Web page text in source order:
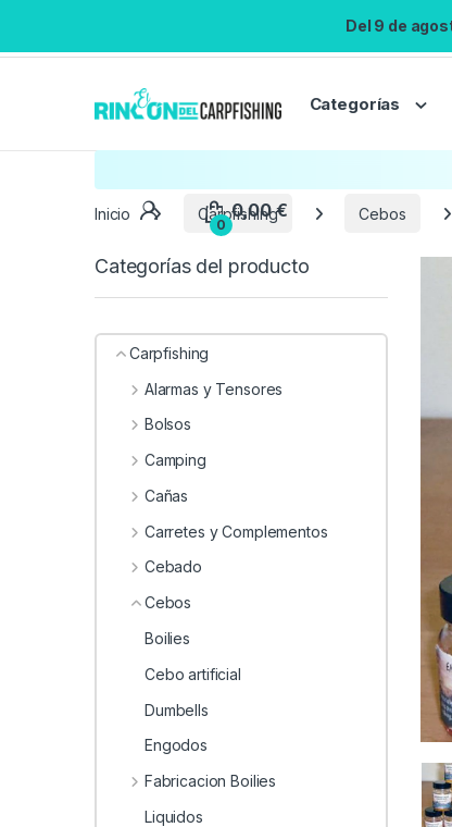
Del 9 de
Categorías
Inicio Carpfishing Cebos
Categorías del producto
Carpfishing
Alarmas y Tensores
Bolsos
Camping
Cañas
Carretes y Complementos
Cebado
Cebos
Boilies
Cebo artificial
Dumbells
Engodos
Fabricacion Boilies
Liquidos